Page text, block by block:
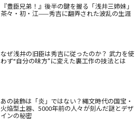
『豊臣兄弟！』後半の鍵を握る「浅井三姉妹」
茶々・初・江——秀吉に翻弄された波乱の生涯
なぜ浅井の旧臣は秀吉に従ったのか？ 武力を使
わず“自分の味方”に変えた裏工作の技法とは
あの装飾は「炎」ではない？縄文時代の国宝・
火焔型土器、5000年前の人々が刻んだ謎とデザ
インの秘密